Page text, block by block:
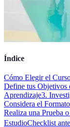
Índice
Cómo Elegir el
Define tus Objetivos
Aprendizaje3.
Considera el
Realiza una Prueba
EstudioChecklist